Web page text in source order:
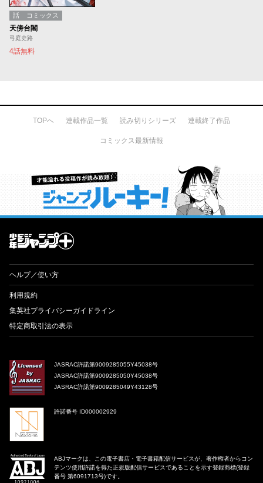
話 コミックス
天傍台閣
弓庭史路
4話無料
TOPへ 連載作品一覧 読み切りシリーズ 連載終了作品
コミックス最新情報
才能溢れる投稿作が読み放題！ ジャンプルーキー！
ヘルプ／使い方
利用規約
集英社プライバシーガイドライン
特定商取引法の表示
JASRAC許諾第9009285055Y45038号
JASRAC許諾第9009285050Y45038号
JASRAC許諾第9009285049Y43128号
許諾番号 ID000002929
ABJマークは、この電子書店・電子書籍配信サービスが、著作権者からコン
テンツ使用許諾を得た正規版配信サービスであることを示す登録商標(登録
番号 第6091713号)です。